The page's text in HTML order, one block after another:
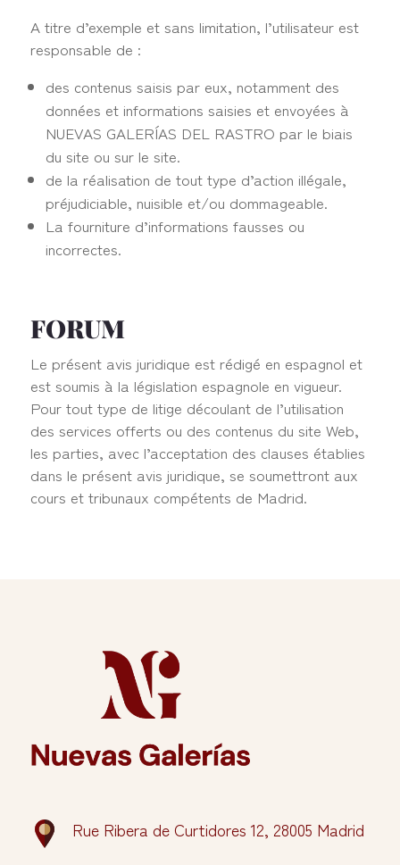
A titre d’exemple et sans limitation, l’utilisateur est
responsable de :
des contenus saisis par eux, notamment des
données et informations saisies et envoyées à
NUEVAS GALERÍAS DEL RASTRO par le biais
du site ou sur le site.
de la réalisation de tout type d’action illégale,
préjudiciable, nuisible et/ou dommageable.
La fourniture d’informations fausses ou
incorrectes.
FORUM
Le présent avis juridique est rédigé en espagnol et
est soumis à la législation espagnole en vigueur.
Pour tout type de litige découlant de l’utilisation
des services offerts ou des contenus du site Web,
les parties, avec l’acceptation des clauses établies
dans le présent avis juridique, se soumettront aux
cours et tribunaux compétents de Madrid.
Rue Ribera de Curtidores 12, 28005 Madrid